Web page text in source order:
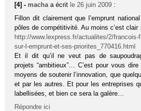
[4] - macha a écrit le 26 juin 2009 :
Fillon dit clairement que l’emprunt
pôles de compétitivité. Au moins c’est clair :
http://www.lexpress.fr/actualites/2/francois-
sur-l-emprunt-et-ses-priorites_770416.html
Et il dit qu’il ne veut pas de
projets “ambitieux”… C’est pour vous dire
moyens de soutenir l’innovation, que
et par les autres. Et pour les entreprises
labellisées, et bien ce sera la galère…
Répondre ici